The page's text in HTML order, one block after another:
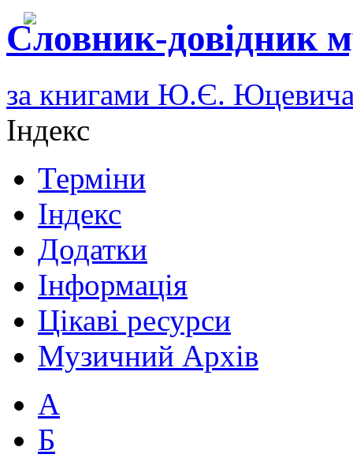
Словник-довідник
за книгами Ю.Є.
Індекс
Терміни
Індекс
Додатки
Інформація
Цікаві ресурси
Музичний Архів
А
Б